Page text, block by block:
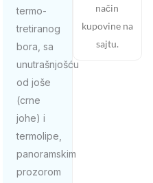
termo-
tretiranog
bora, sa
unutrašnjošću
od joše
(crne
johe) i
termolipe,
panoramskim
prozorom
način
kupovine na
sajtu.